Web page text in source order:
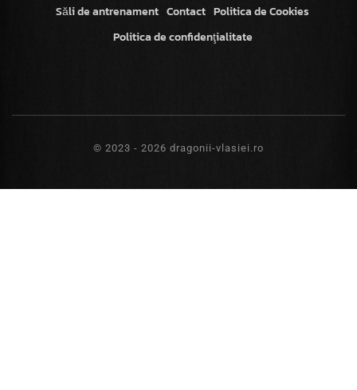
Săli de antrenament Contact Politica de Cookies
Politica de confidenţialitate
© 2023 - 2026 dragonii-vlasiei.ro